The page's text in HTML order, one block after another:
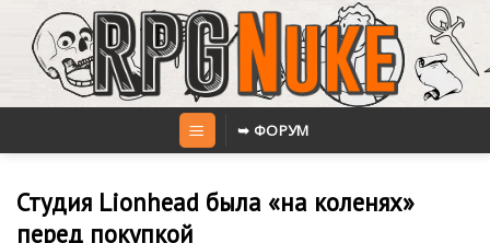
content
➥ ФОРУМ
Студия Lionhead была «на коленях»
перед покупкой